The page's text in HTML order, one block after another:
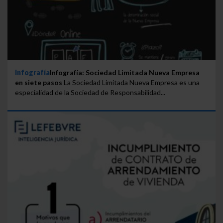
InfografíaInfografía: Sociedad Limitada Nueva Empresa
en siete pasos La Sociedad Limitada Nueva Empresa es una
especialidad de la Sociedad de Responsabilidad...